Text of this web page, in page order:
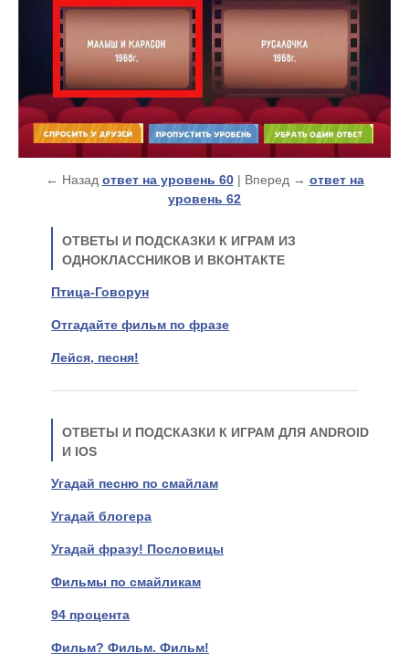
← Назад ответ на уровень 60| Вперед → ответ на
уровень 62
ОТВЕТЫ И ПОДСКАЗКИ К ИГРАМ ИЗ
ОДНОКЛАССНИКОВ И ВКОНТАКТЕ
Птица-Говорун
Отгадайте фильм по фразе
Лейся, песня!
ОТВЕТЫ И ПОДСКАЗКИ К ИГРАМ ДЛЯ ANDROID
И IOS
Угадай песню по смайлам
Угадай блогера
Угадай фразу! Пословицы
Фильмы по смайликам
94 процента
Фильм? Фильм. Фильм!